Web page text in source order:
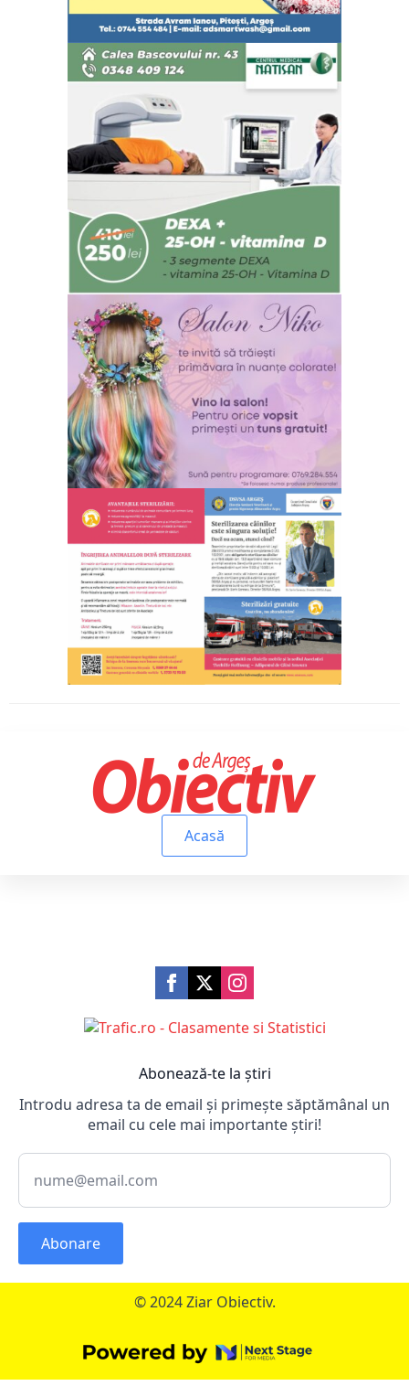
Acasă
Abonează-te la știri
Introdu adresa ta de email și primește săptămânal un
email cu cele mai importante știri!
Abonare
© 2024 Ziar Obiectiv.